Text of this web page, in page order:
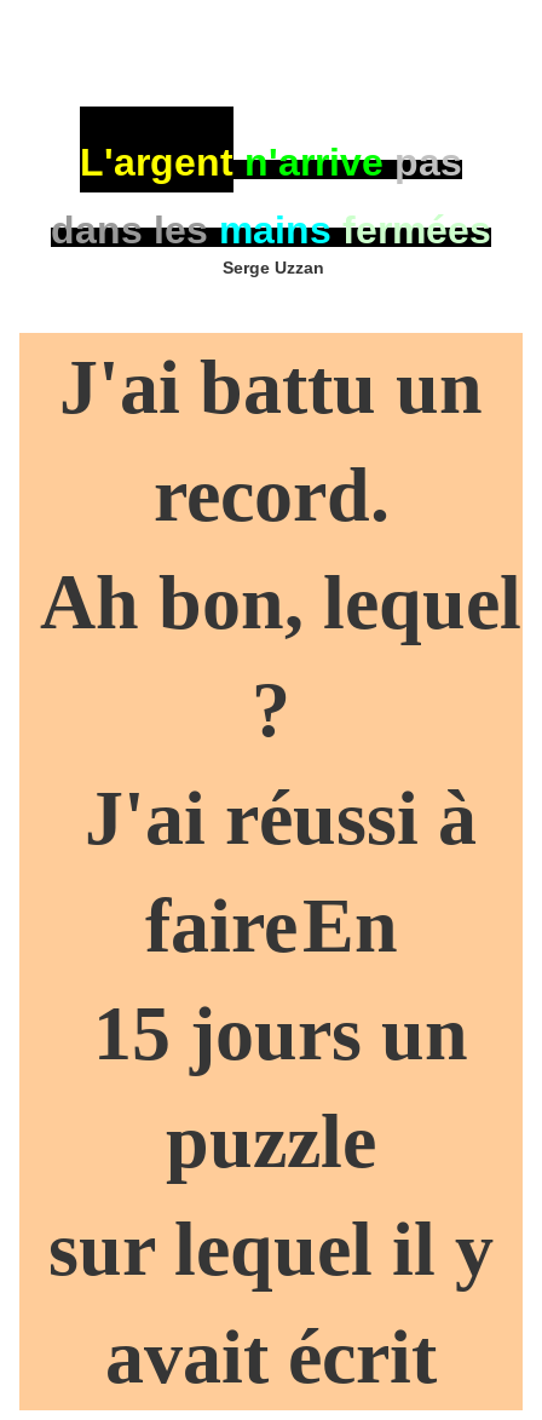
L'argent n'arrive pas
dans les mains fermées
Serge Uzzan
J'ai battu un
record.
Ah bon, lequel
?
J'ai réussi à
faireEn
15 jours un
puzzle
sur lequel il y
avait écrit